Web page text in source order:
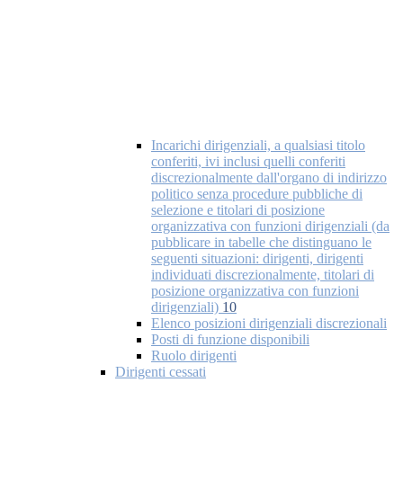
Incarichi dirigenziali, a qualsiasi titolo
conferiti, ivi inclusi quelli conferiti
discrezionalmente dall'organo di indirizzo
politico senza procedure pubbliche di
selezione e titolari di posizione
organizzativa con funzioni dirigenziali (da
pubblicare in tabelle che distinguano le
seguenti situazioni: dirigenti, dirigenti
individuati discrezionalmente, titolari di
posizione organizzativa con funzioni
dirigenziali) 10
Elenco posizioni dirigenziali discrezionali
Posti di funzione disponibili
Ruolo dirigenti
Dirigenti cessati